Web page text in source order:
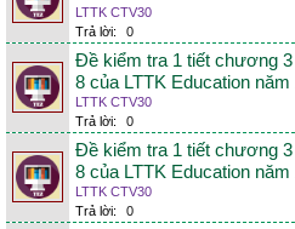
LTTK CTV30
Trả lời:
0
Đề kiểm tra 1 tiết chương
8 của LTTK Education năm
LTTK CTV30
Trả lời:
0
Đề kiểm tra 1 tiết chương
8 của LTTK Education năm
LTTK CTV30
Trả lời:
0